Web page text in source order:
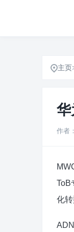
主页
华
作者
ToB
化转